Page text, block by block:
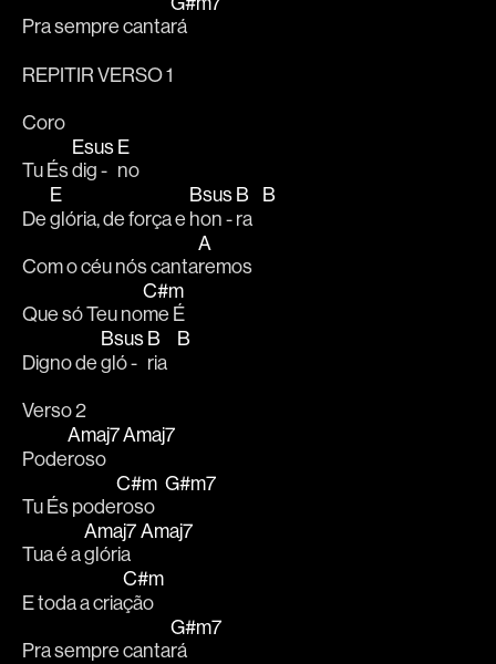
Pra sempre cantará
REPITIR VERSO 1
Coro
Tu És
Esus
dig -
E
no
De
E
glória, de força e
Bsus
hon -
B
ra
B
Com o céu nós canta
A
remos
Que só Teu no
C#m
me É
Digno de
Bsus
gló -
B
ria
B
Verso 2
Pode
Amaj7
roso
Amaj7
Tu És pode
C#m
roso
G#m7
Tua é a
Amaj7
glória
Amaj7
E toda a cria
C#m
ção
Pra sempre canta
G#m7
rá